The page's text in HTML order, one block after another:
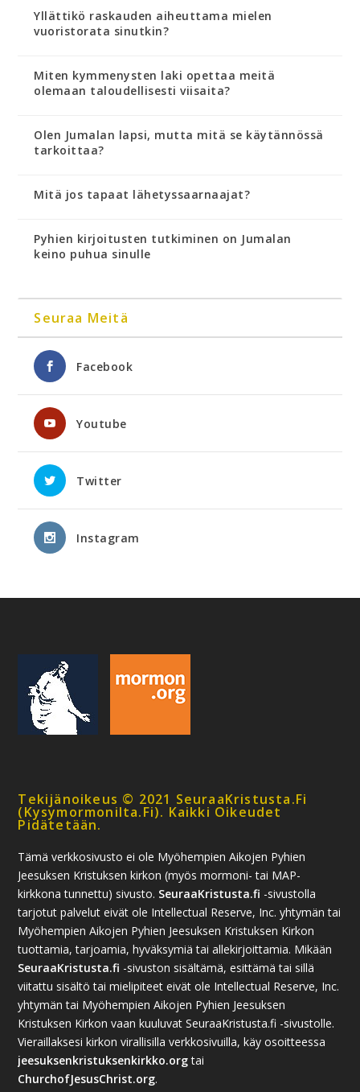
Yllättikö raskauden aiheuttama mielen
vuoristorata sinutkin?
Miten kymmenysten laki opettaa meitä
olemaan taloudellisesti viisaita?
Olen Jumalan lapsi, mutta mitä se käytännössä
tarkoittaa?
Mitä jos tapaat lähetyssaarnaajat?
Pyhien kirjoitusten tutkiminen on Jumalan
keino puhua sinulle
Seuraa Meitä
Facebook
Youtube
Twitter
Instagram
Tekijänoikeus © 2021 SeuraaKristusta.fi
(kysymormonilta.fi). Kaikki Oikeudet
Pidätetään.
Tämä verkkosivusto ei ole Myöhempien Aikojen Pyhien
Jeesuksen Kristuksen kirkon (myös mormoni- tai MAP-
kirkkona tunnettu) sivusto. SeuraaKristusta.fi -sivustolla
tarjotut palvelut eivät ole Intellectual Reserve, Inc. yhtymän tai
Myöhempien Aikojen Pyhien Jeesuksen Kristuksen Kirkon
tuottamia, tarjoamia, hyväksymiä tai allekirjoittamia. Mikään
SeuraaKristusta.fi -sivuston sisältämä, esittämä tai sillä
viitattu sisältö tai mielipiteet eivät ole Intellectual Reserve, Inc.
yhtymän tai Myöhempien Aikojen Pyhien Jeesuksen
Kristuksen Kirkon vaan kuuluvat SeuraaKristusta.fi -sivustolle.
Vieraillaksesi kirkon virallisilla verkkosivuilla, käy osoitteessa
jeesuksenkristuksenkirkko.orgtai
ChurchofJesusChrist.org.